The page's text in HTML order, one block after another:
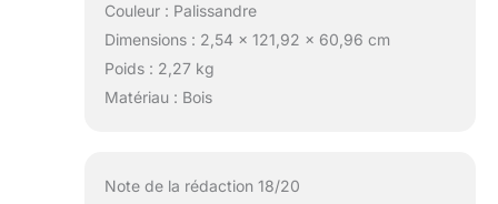
Couleur : Palissandre
Dimensions : 2,54 x 121,92 x 60,96 cm
Poids : 2,27 kg
Matériau : Bois
Note de la rédaction 18/20